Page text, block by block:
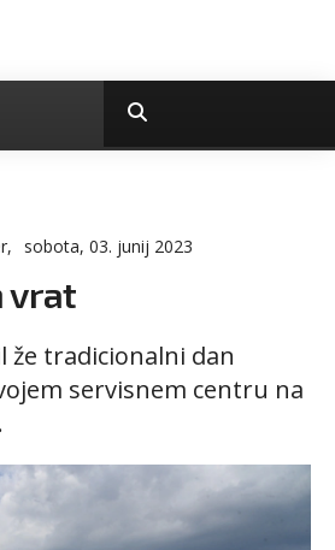
sobota, 03. junij 2023
vrat
že tradicionalni dan
servisnem centru na